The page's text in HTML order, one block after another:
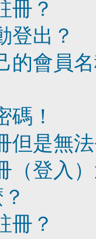
冊？
登出？
的會員
碼！
但是無
（登入
冊？